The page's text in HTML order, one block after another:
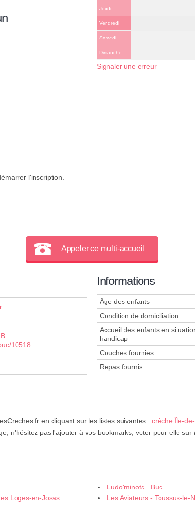
Jeudi
Vendredi
Samedi
Dimanche
Signaler une erreur
l'inscription.
Appeler ce multi-accueil
10518
Informations
Âge des enfants
Condition de domiciliation
Accueil des enfants en
handicap
Couches fournies
Repas fournis
en cliquant sur les listes suivantes : crèche Île-
n'hésitez pas l'ajouter à vos bookmarks, voter pour elle sur
Ludo'minots - Buc
Loges-en-Josas
Les Aviateurs - Toussus-le-